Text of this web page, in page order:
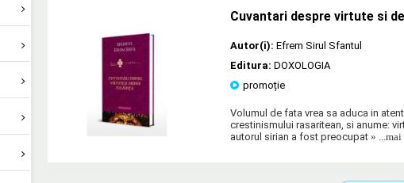
Cuvantari despre virtute si
Autor(i): Efrem Sirul Sfantul
Editura: DOXOLOGIA
promoție
Volumul de fata vrea sa aduca in
crestinismului rasaritean, si anume:
autorul sirian a fost preocupat »